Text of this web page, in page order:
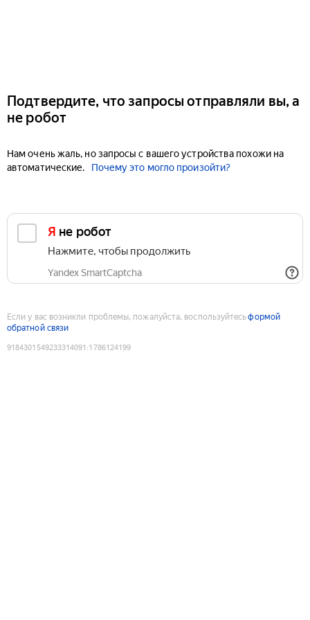
Подтвердите, что запросы отправляли вы, а
не робот
Нам очень жаль, но запросы с вашего устройства похожи на
автоматические.
Почему это могло произойти?
Я не робот
Нажмите, чтобы продолжить
Yandex SmartCaptcha
Если у вас возникли проблемы, пожалуйста, воспользуйтесьформой
обратной связи
9184301549233314091 :1786124199